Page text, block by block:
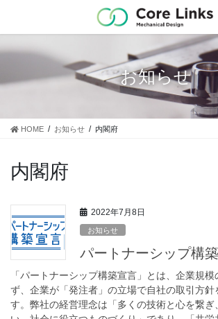
テ
ン
ゲ
ー
お知らせ
HOME お知らせ 内閣府
内閣府
2022年7月8日
お知らせ
パートナーシップ構
「パートナーシップ構築宣言」とは、企業規
ず、企業が「発注者」の立場で自社の取引方針
す。弊社の経営理念は「多くの技術と心を繋ぎ